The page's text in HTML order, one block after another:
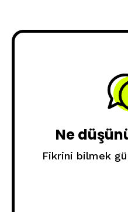
Ne
Fikrini bilmek